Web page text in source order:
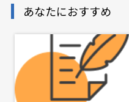
あなたにおすすめ